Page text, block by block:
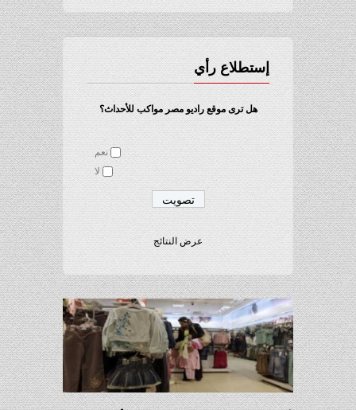
إستطلاع رأي
هل ترى موقع راديو مصر مواكب للأحداث؟
نعم
لا
عرض النتائج